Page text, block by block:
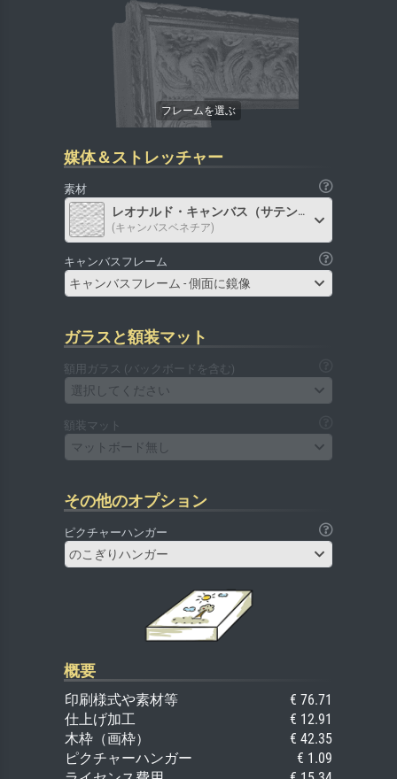
媒体＆ストレッチャー
素材
レオナルド・キャンバス（サテン）
(キャンバスベネチア)
キャンバスフレーム
キャンバスフレーム - 側面に鏡像
ガラスと額装マット
額用ガラス (バックボードを含む)
選択してください
額装マット
マットボード無し
その他のオプション
ピクチャーハンガー
のこぎりハンガー
概要
印刷様式や素材等
€ 76.71
仕上げ加工
€ 12.91
木枠（画枠）
€ 42.35
ピクチャーハンガー
€ 1.09